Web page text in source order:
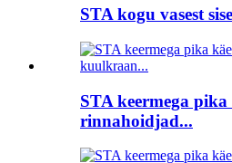
STA kogu vasest
STA keermega pika
rinnahoidjad...